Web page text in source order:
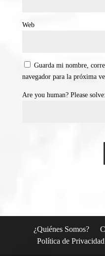
Web
Guarda mi nombre,
navegador para la próxima
Are you human? Please solve:
¿Quiénes Somos?
Política de Privacidad